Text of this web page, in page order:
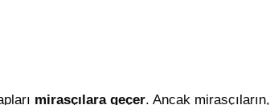
mirasçılara geçer. Ancak mirasçıların,